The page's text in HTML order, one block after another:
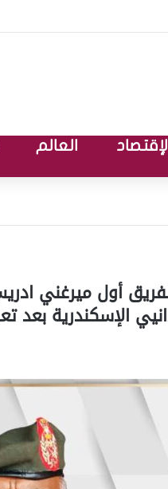
الإقتصاد العالم
أول ميرغني
الإسكندرية بعد